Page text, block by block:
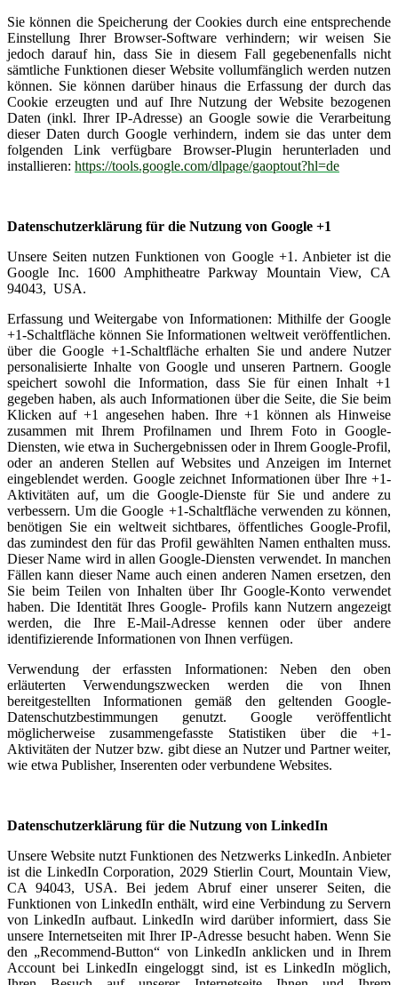
Sie können die Speicherung der Cookies durch eine entsprechende
Einstellung Ihrer Browser-Software verhindern; wir weisen Sie
jedoch darauf hin, dass Sie in diesem Fall gegebenenfalls nicht
sämtliche Funktionen dieser Website vollumfänglich werden nutzen
können. Sie können darüber hinaus die Erfassung der durch das
Cookie erzeugten und auf Ihre Nutzung der Website bezogenen
Daten (inkl. Ihrer IP-Adresse) an Google sowie die Verarbeitung
dieser Daten durch Google verhindern, indem sie das unter dem
folgenden Link verfügbare Browser-Plugin herunterladen und
installieren: https://tools.google.com/dlpage/gaoptout?hl=de
Datenschutzerklärung für die Nutzung von Google +1
Unsere Seiten nutzen Funktionen von Google +1. Anbieter ist die
Google Inc. 1600 Amphitheatre Parkway Mountain View, CA
94043, USA.
Erfassung und Weitergabe von Informationen: Mithilfe der Google
+1-Schaltfläche können Sie Informationen weltweit veröffentlichen.
über die Google +1-Schaltfläche erhalten Sie und andere Nutzer
personalisierte Inhalte von Google und unseren Partnern. Google
speichert sowohl die Information, dass Sie für einen Inhalt +1
gegeben haben, als auch Informationen über die Seite, die Sie beim
Klicken auf +1 angesehen haben. Ihre +1 können als Hinweise
zusammen mit Ihrem Profilnamen und Ihrem Foto in Google-
Diensten, wie etwa in Suchergebnissen oder in Ihrem Google-Profil,
oder an anderen Stellen auf Websites und Anzeigen im Internet
eingeblendet werden. Google zeichnet Informationen über Ihre +1-
Aktivitäten auf, um die Google-Dienste für Sie und andere zu
verbessern. Um die Google +1-Schaltfläche verwenden zu können,
benötigen Sie ein weltweit sichtbares, öffentliches Google-Profil,
das zumindest den für das Profil gewählten Namen enthalten muss.
Dieser Name wird in allen Google-Diensten verwendet. In manchen
Fällen kann dieser Name auch einen anderen Namen ersetzen, den
Sie beim Teilen von Inhalten über Ihr Google-Konto verwendet
haben. Die Identität Ihres Google- Profils kann Nutzern angezeigt
werden, die Ihre E-Mail-Adresse kennen oder über andere
identifizierende Informationen von Ihnen verfügen.
Verwendung der erfassten Informationen: Neben den oben
erläuterten Verwendungszwecken werden die von Ihnen
bereitgestellten Informationen gemäß den geltenden Google-
Datenschutzbestimmungen genutzt. Google veröffentlicht
möglicherweise zusammengefasste Statistiken über die +1-
Aktivitäten der Nutzer bzw. gibt diese an Nutzer und Partner weiter,
wie etwa Publisher, Inserenten oder verbundene Websites.
Datenschutzerklärung für die Nutzung von LinkedIn
Unsere Website nutzt Funktionen des Netzwerks LinkedIn. Anbieter
ist die LinkedIn Corporation, 2029 Stierlin Court, Mountain View,
CA 94043, USA. Bei jedem Abruf einer unserer Seiten, die
Funktionen von LinkedIn enthält, wird eine Verbindung zu Servern
von LinkedIn aufbaut. LinkedIn wird darüber informiert, dass Sie
unsere Internetseiten mit Ihrer IP-Adresse besucht haben. Wenn Sie
den „Recommend-Button“ von LinkedIn anklicken und in Ihrem
Account bei LinkedIn eingeloggt sind, ist es LinkedIn möglich,